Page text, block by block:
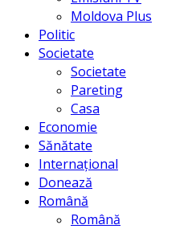
Moldova Plus
Politic
Societate
Societate
Pareting
Casa
Economie
Sănătate
Internațional
Donează
Română
Română